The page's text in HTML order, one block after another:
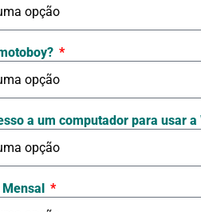
a um computador para usar a